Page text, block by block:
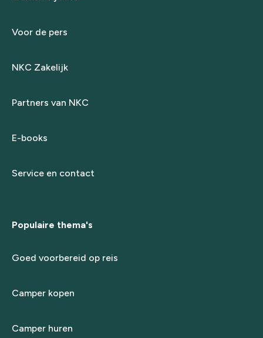
Voor de pers
NKC Zakelijk
Partners van NKC
E-books
Service en contact
Populaire thema's
Goed voorbereid op reis
Camper kopen
Camper huren